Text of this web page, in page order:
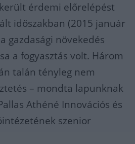
érdemi előrelépést
időszakban (2015 január
gazdasági növekedés
a fogyasztás volt. Három
talán tényleg nem
– mondta lapunknak
Athéné Innovációs és
szenior